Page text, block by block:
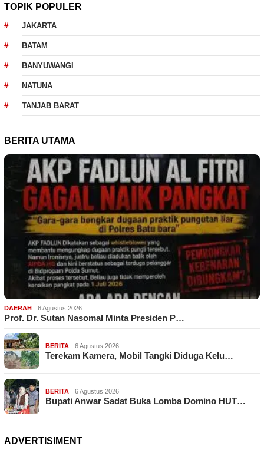
TOPIK POPULER
JAKARTA
BATAM
BANYUWANGI
NATUNA
TANJAB BARAT
BERITA UTAMA
DAERAH 6 Agustus 2026
Prof. Dr. Sutan Nasomal Minta Presiden P…
BERITA 6 Agustus 2026
Terekam Kamera, Mobil Tangki Diduga Kelu…
BERITA 6 Agustus 2026
Bupati Anwar Sadat Buka Lomba Domino HUT…
ADVERTISIMENT